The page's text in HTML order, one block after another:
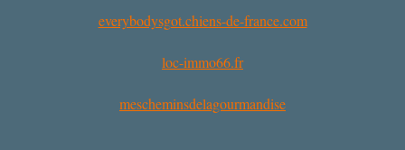
everybodysgot.chiens-de-france.com
loc-immo66.fr
mescheminsdelagourmandise